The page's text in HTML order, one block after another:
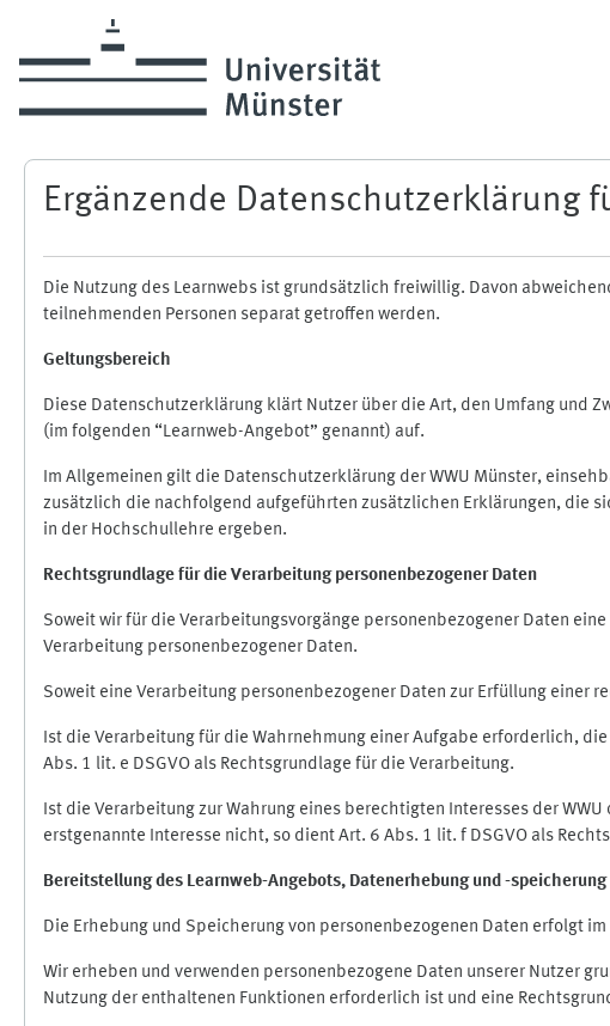
Ergänzende Datenschutzerklärung
Die Nutzung des Learnwebs ist grundsätzlich freiwillig. Davon
teilnehmenden Personen separat getroffen werden.
Geltungsbereich
Diese Datenschutzerklärung klärt Nutzer über die Art, den Umfang und
(im folgenden “Learnweb-Angebot” genannt) auf.
Im Allgemeinen gilt die Datenschutzerklärung der WWU Münster,
zusätzlich die nachfolgend aufgeführten zusätzlichen Erklärungen, die
in der Hochschullehre ergeben.
Rechtsgrundlage für die Verarbeitung personenbezogener Daten
Soweit wir für die Verarbeitungsvorgänge personenbezogener Daten
Verarbeitung personenbezogener Daten.
Soweit eine Verarbeitung personenbezogener Daten zur Erfüllung einer
Ist die Verarbeitung für die Wahrnehmung einer Aufgabe erforderlich,
Abs. 1 lit. e DSGVO als Rechtsgrundlage für die Verarbeitung.
Ist die Verarbeitung zur Wahrung eines berechtigten Interesses der
erstgenannte Interesse nicht, so dient Art. 6 Abs. 1 lit. f DSGVO als
Bereitstellung des Learnweb-Angebots, Datenerhebung und -speicherung
Die Erhebung und Speicherung von personenbezogenen Daten erfolgt
Wir erheben und verwenden personenbezogene Daten unserer Nutzer
Nutzung der enthaltenen Funktionen erforderlich ist und eine